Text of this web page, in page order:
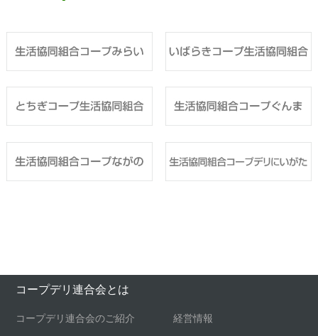
コープデリ連合会とは
コープデリ連合会のご紹介 経営情報